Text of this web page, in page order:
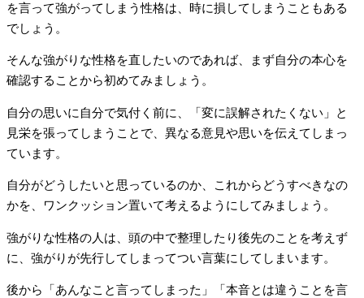
を言って強がってしまう性格は、時に損してしまうこともある
でしょう。
そんな強がりな性格を直したいのであれば、まず自分の本心を
確認することから初めてみましょう。
自分の思いに自分で気付く前に、「変に誤解されたくない」と
見栄を張ってしまうことで、異なる意見や思いを伝えてしまっ
ています。
自分がどうしたいと思っているのか、これからどうすべきなの
かを、ワンクッション置いて考えるようにしてみましょう。
強がりな性格の人は、頭の中で整理したり後先のことを考えず
に、強がりが先行してしまってつい言葉にしてしまいます。
後から「あんなこと言ってしまった」「本音とは違うことを言